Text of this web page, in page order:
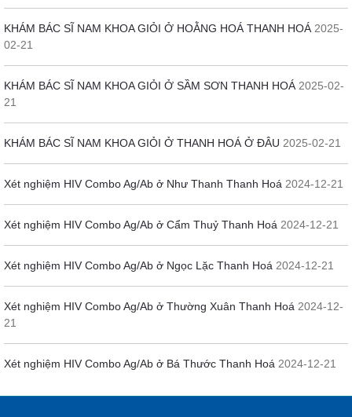
KHÁM BÁC SĨ NAM KHOA GIỎI Ở HOẰNG HOÁ THANH HOÁ 2025-
02-21
KHÁM BÁC SĨ NAM KHOA GIỎI Ở SẦM SƠN THANH HOÁ 2025-02-
21
KHÁM BÁC SĨ NAM KHOA GIỎI Ở THANH HOÁ Ở ĐÂU 2025-02-21
Xét nghiệm HIV Combo Ag/Ab ở Như Thanh Thanh Hoá 2024-12-21
Xét nghiệm HIV Combo Ag/Ab ở Cẩm Thuỷ Thanh Hoá 2024-12-21
Xét nghiệm HIV Combo Ag/Ab ở Ngọc Lặc Thanh Hoá 2024-12-21
Xét nghiệm HIV Combo Ag/Ab ở Thường Xuân Thanh Hoá 2024-12-
21
Xét nghiệm HIV Combo Ag/Ab ở Bá Thước Thanh Hoá 2024-12-21